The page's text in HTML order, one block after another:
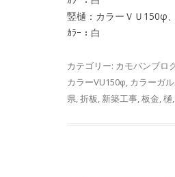
竪樋：カラーＶＵ150φ
ｶﾗｰ：白
カテゴリー: カモバンブロ
カラーVU150φ, カラーガ
県,折板, 新築工事,板金,樋